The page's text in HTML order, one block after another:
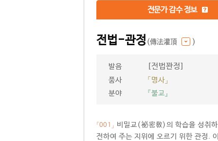
전문가 감수 정보
전법-관정 (傳法灌頂 )
발음 [전법꽌정]
품사
「명사」
분야
『불교』
「001」 비밀교(祕密敎)의 학습을 성취
전하여 주는 지위에 오르기 위한 관정.